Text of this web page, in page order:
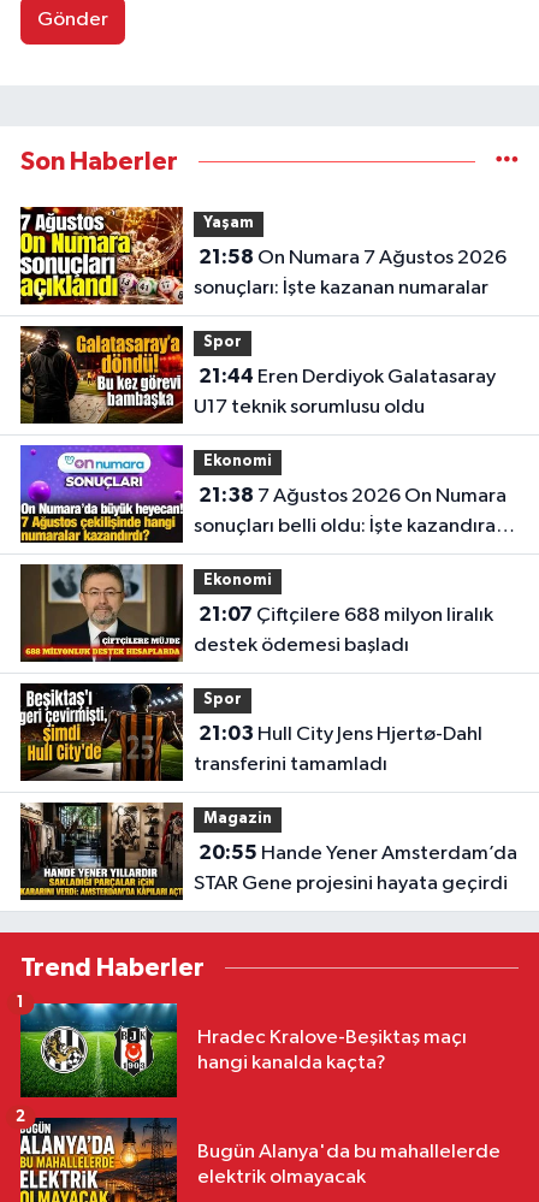
Gönder
Son Haberler
Yaşam
21:58
sonuçları: İşte kazanan numaralar
Spor
21:44
U17 teknik sorumlusu oldu
Ekonomi
21:38
sonuçları belli oldu: İşte kazandıran
numaralar
Ekonomi
21:07
destek ödemesi başladı
Spor
21:03
transferini tamamladı
Magazin
20:55
STAR Gene projesini hayata geçirdi
Trend Haberler
Hradec Kralove-Beşiktaş maçı
hangi kanalda kaçta?
1
Bugün Alanya'da bu mahallelerde
elektrik olmayacak
2